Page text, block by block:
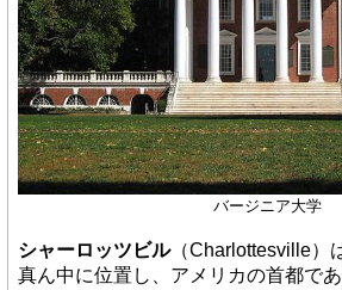
バージニア大学
シャーロッツビル（Charlottesville）
真ん中に位置し、アメリカの首都で